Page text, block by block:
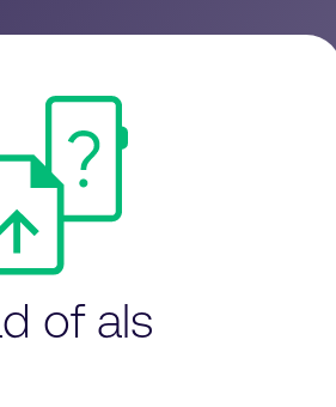
of als